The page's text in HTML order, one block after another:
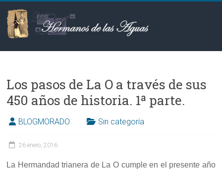
contenido
Hermanos
las
Aguas
Los pasos de La O a través de sus
450 años de historia. 1ª parte.
BLOGMORADO Sin categoría
26 enero, 2016
La Hermandad trianera de La O cumple en el presente año